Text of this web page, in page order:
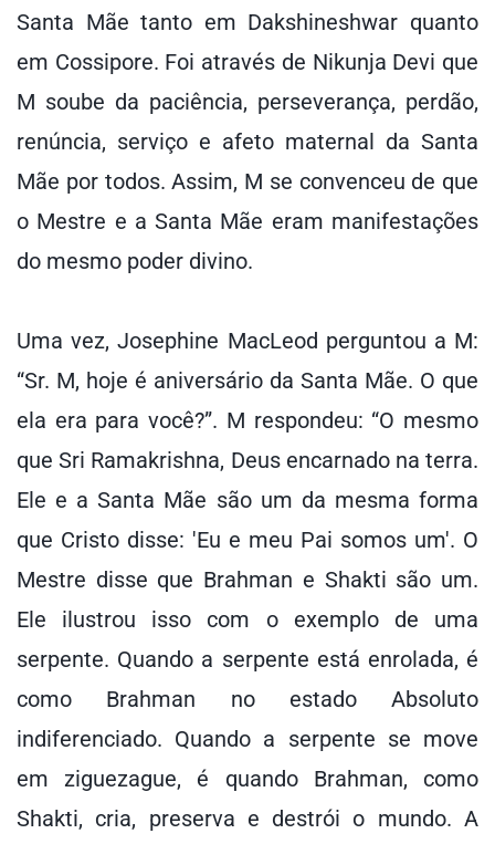
Santa Mãe tanto em Dakshineshwar quanto
em Cossipore. Foi através de Nikunja Devi que
M soube da paciência, perseverança, perdão,
renúncia, serviço e afeto maternal da Santa
Mãe por todos. Assim, M se convenceu de que
o Mestre e a Santa Mãe eram manifestações
do mesmo poder divino.
Uma vez, Josephine MacLeod perguntou a M:
“Sr. M, hoje é aniversário da Santa Mãe. O que
ela era para você?”. M respondeu: “O mesmo
que Sri Ramakrishna, Deus encarnado na terra.
Ele e a Santa Mãe são um da mesma forma
que Cristo disse: 'Eu e meu Pai somos um'. O
Mestre disse que Brahman e Shakti são um.
Ele ilustrou isso com o exemplo de uma
serpente. Quando a serpente está enrolada, é
como Brahman no estado Absoluto
indiferenciado. Quando a serpente se move
em ziguezague, é quando Brahman, como
Shakti, cria, preserva e destrói o mundo. A